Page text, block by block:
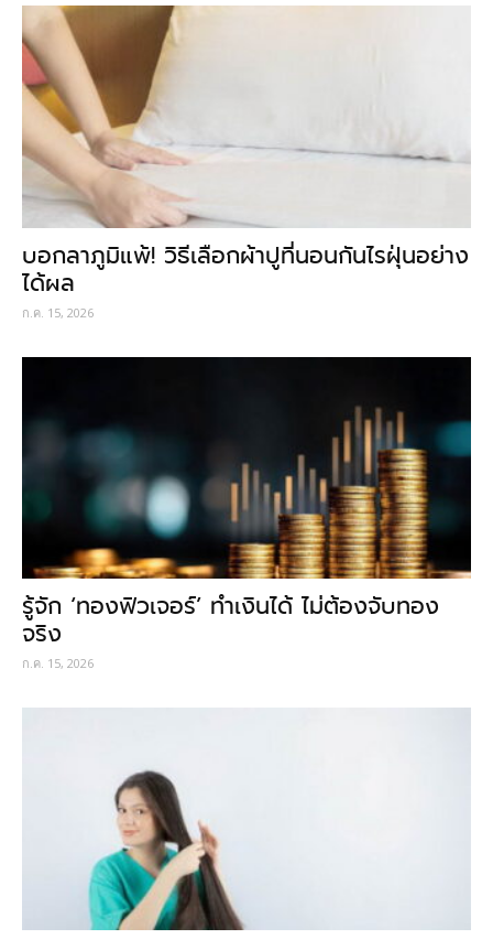
บอกลาภูมิแพ้! วิธีเลือกผ้าปูที่นอนกันไรฝุ่นอย่าง
ได้ผล
ก.ค. 15, 2026
รู้จัก ‘ทองฟิวเจอร์’ ทำเงินได้ ไม่ต้องจับทอง
จริง
ก.ค. 15, 2026